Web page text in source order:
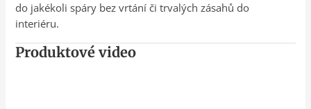
do jakékoli spáry bez vrtání či trvalých zásahů do
interiéru.
Produktové video